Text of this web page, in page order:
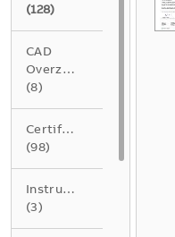
(128)
CAD
Overzichtstekening
(8)
Certificaat
(98)
Instructie
(3)